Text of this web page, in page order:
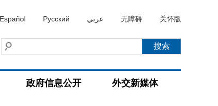
Español Русский عربي 无障碍 关怀版
政府信息公开 外交新媒体